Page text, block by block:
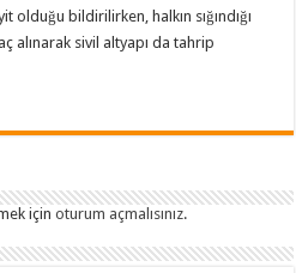
olduğu bildirilirken, halkın sığındığı
alınarak sivil altyapı da tahrip
içinoturum açmalısınız.